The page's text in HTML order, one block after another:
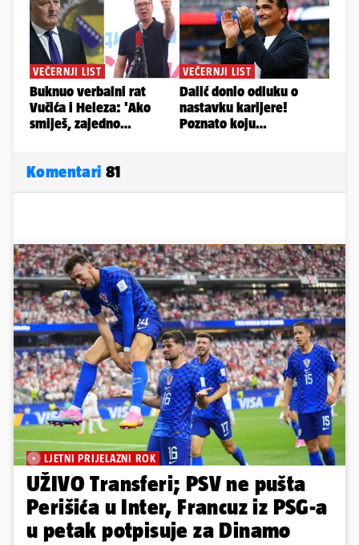
Komentari 81
LJETNI PRIJELAZNI ROK
UŽIVO Transferi; PSV ne pušta
Perišića u Inter, Francuz iz PSG-a
u petak potpisuje za Dinamo